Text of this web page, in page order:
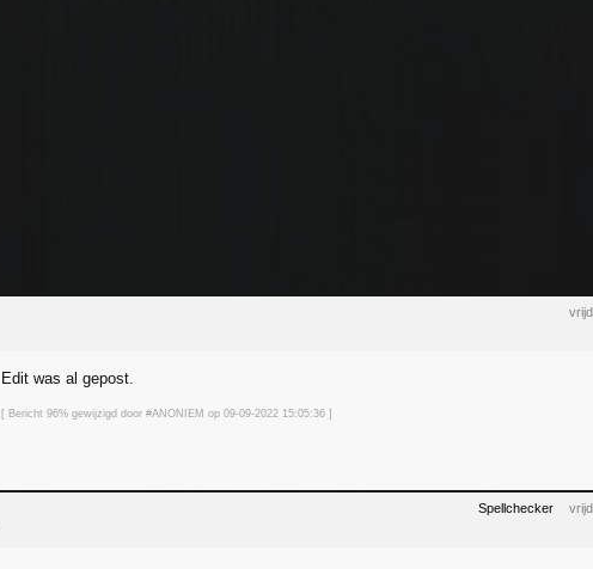
Edit was al gepost.
[ Bericht 96% gewijzigd door #ANONIEM op 09-09-2022 15:05:36 ]
Spellchecker